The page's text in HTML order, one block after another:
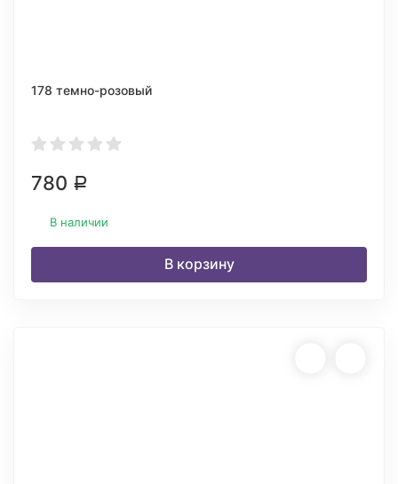
178 темно-розовый
780 Р
В наличии
В корзину